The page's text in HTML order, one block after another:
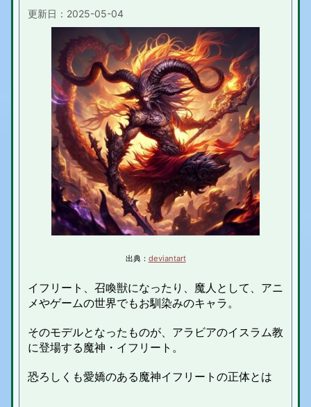
更新日： 2025-05-04
出典： deviantart
イフリート、召喚獣になったり、魔人として、アニ
メやゲームの世界でもお馴染みのキャラ。
そのモデルとなったものが、アラビアのイスラム教
に登場する魔神・イフリート。
恐ろしくも愛嬌のある魔神イフリートの正体とは